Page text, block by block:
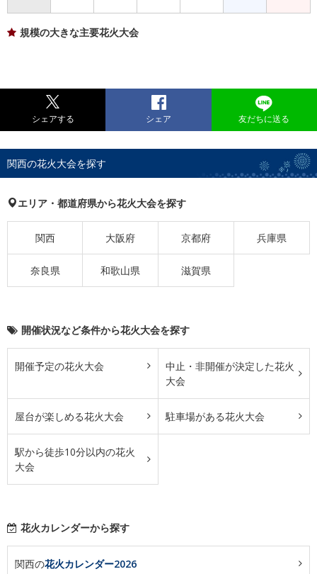
規模の大きな主要花火大会
シェアする シェア 友だちに送る
関西の花火大会を探す
エリア・都道府県から花火大会を探す
関西 大阪府 京都府 兵庫県
奈良県 和歌山県 滋賀県
開催状況など条件から花火大会を探す
開催予定の花火大会
中止・非開催が決定した花火
大会
屋台が楽しめる花火大会 駐車場がある花火大会
駅から徒歩10分以内の花火
大会
花火カレンダーから探す
関西の花火カレンダー2026